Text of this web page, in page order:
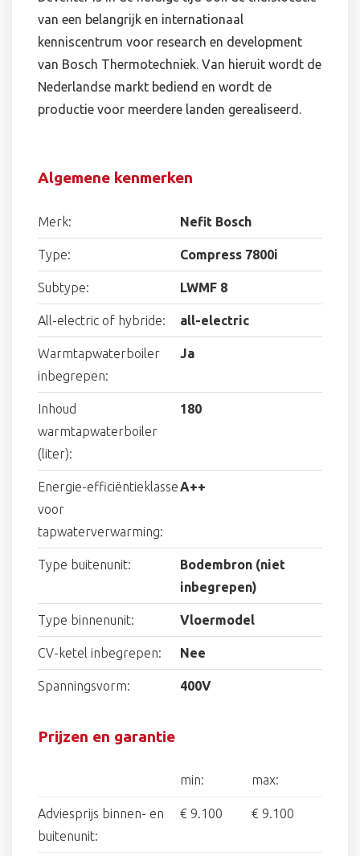
van een belangrijk en internationaal
kenniscentrum voor research en development
van Bosch Thermotechniek. Van hieruit wordt de
Nederlandse markt bediend en wordt de
productie voor meerdere landen gerealiseerd.
Algemene kenmerken
Merk: Nefit Bosch
Type: Compress 7800i
Subtype: LWMF 8
All-electric of hybride: all-electric
Warmtapwaterboiler
inbegrepen:
Ja
Inhoud
warmtapwaterboiler
(liter):
180
Energie-efficiëntieklasse
voor
tapwaterverwarming:
A++
Type buitenunit:
Bodembron (niet
inbegrepen)
Type binnenunit: Vloermodel
CV-ketel inbegrepen: Nee
Spanningsvorm: 400V
Prijzen en garantie
min: max:
Adviesprijs binnen- en
buitenunit:
€ 9.100 € 9.100